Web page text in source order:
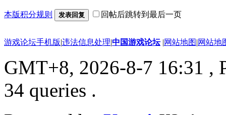
本版积分规则 发表回复 回帖后跳转到最后一页
游戏论坛手机版|违法信息处理|中国游戏论坛 |网站地图|网站地
GMT+8, 2026-8-7 16:31 ,
34 queries .